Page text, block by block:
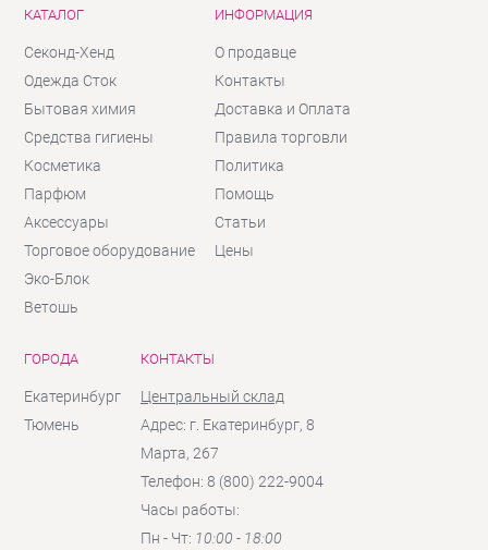
КАТАЛОГ
Секонд-Хенд
Одежда Сток
Бытовая химия
Средства гигиены
Косметика
Парфюм
Аксессуары
Торговое оборудование
Эко-Блок
Ветошь
ИНФОРМАЦИЯ
О продавце
Контакты
Доставка и Оплата
Правила торговли
Политика
Помощь
Статьи
Цены
ГОРОДА
Екатеринбург
Тюмень
КОНТАКТЫ
Центральный склад
Адрес: г. Екатеринбург, 8
Марта, 267
Телефон: 8 (800) 222-9004
Часы работы:
Пн - Чт: 10:00 - 18:00